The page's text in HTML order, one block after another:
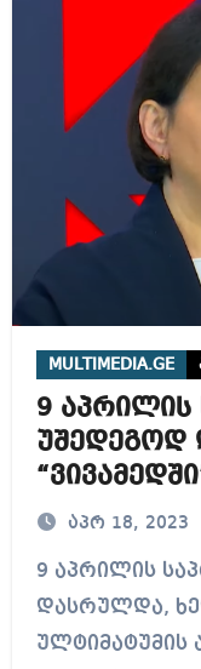
MULTIMEDIA.GE
9 აპრილის
უშედეგოდ
ბლეფი
კილაძე
აპრ 18, 2023
9 აპრილის საპროტესტო აქცია უშედეგოდ
დასრულდა,
ულტიმატუმის